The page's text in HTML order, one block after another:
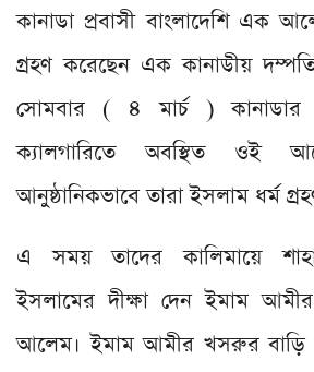
কানাডা প্রবাসী বাংলাদেশি এক
গ্রহণ করেছেন এক কানাডীয়
সোমবার ( ৪ মার্চ ) কানাডার
ক্যালগারিতে অবস্থিত ওই
আনুষ্ঠানিকভাবে তারা ইসলাম ধর্ম
এ সময় তাদের কালিমায়ে
ইসলামের দীক্ষা দেন ইমাম
আলেম। ইমাম আমীর খসরুর বাড়ি